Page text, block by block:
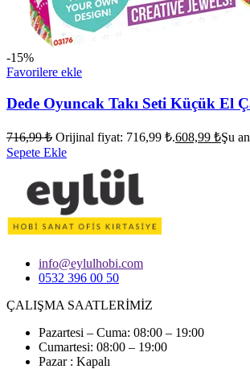
-15%
Favorilere ekle
Dede Oyuncak Takı Seti Küçük El
716,99₺ Orijinal fiyat: 716,99 ₺.608,99 ₺Şu
Sepete Ekle
info@eylulhobi.com
0532 396 00 50
ÇALIŞMA SAATLERİMİZ
Pazartesi – Cuma: 08:00 – 19:00
Cumartesi: 08:00 – 19:00
Pazar : Kapalı